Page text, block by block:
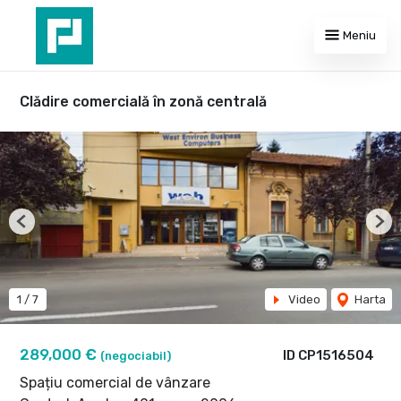
Meniu
Clădire comercială în zonă centrală
ID CP1516504
289,000 € (negociabil)
Spațiu comercial de vânzare
1 / 7 Video Harta
Previous